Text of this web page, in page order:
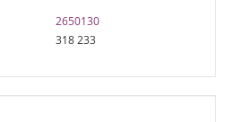
2650130
318 233